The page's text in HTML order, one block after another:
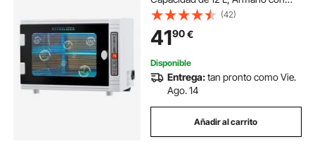
Temporizador, Puerta de Vidrio
Templado, Longitud de Onda de
185 nm para Salones de Uñas,
Salones de Belleza
(42)
4190€
Disponible
Entrega:tan pronto como Vie.
Ago. 14
Añadir al carrito